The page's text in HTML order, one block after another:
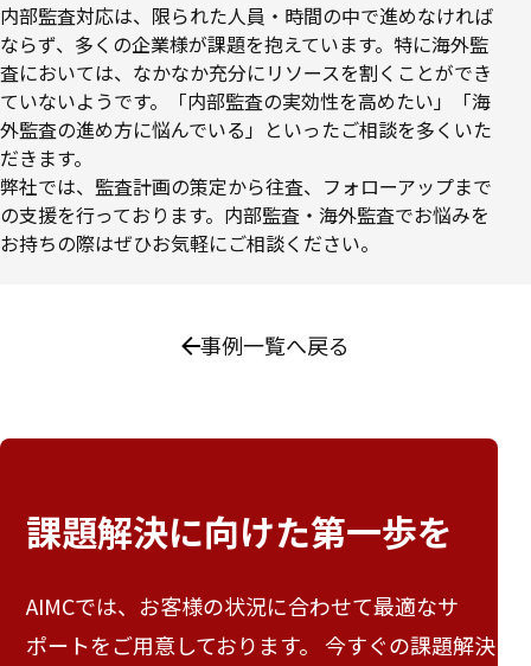
内部監査対応は、限られた人員・時間の中で進めなければ
ならず、多くの企業様が課題を抱えています。特に海外監
査においては、なかなか充分にリソースを割くことができ
ていないようです。「内部監査の実効性を高めたい」「海
外監査の進め方に悩んでいる」といったご相談を多くいた
だきます。
弊社では、監査計画の策定から往査、フォローアップまで
の支援を行っております。内部監査・海外監査でお悩みを
お持ちの際はぜひお気軽にご相談ください。
事例一覧へ戻る
課題解決に向けた第一歩を
AIMCでは、お客様の状況に合わせて最適なサ
ポートをご用意しております。 今すぐの課題解決